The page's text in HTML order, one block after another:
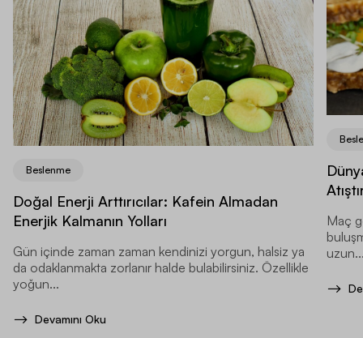
Beslenme
Doğal Enerji Arttırıcılar: Kafein Almadan
Enerjik Kalmanın Yolları
Gün içinde zaman zaman kendinizi yorgun, halsiz ya
da odaklanmakta zorlanır halde bulabilirsiniz. Özellikle
yoğun...
Devamını Oku
Maç